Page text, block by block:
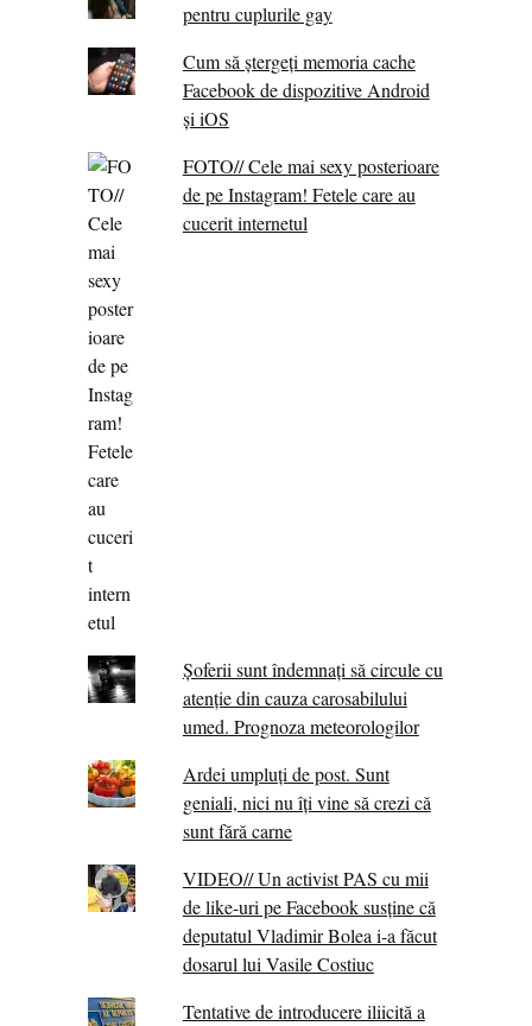
pentru cuplurile gay
Cum să ștergeți memoria cache
Facebook de dispozitive Android
și iOS
FOTO// Cele mai sexy posterioare
de pe Instagram! Fetele care au
cucerit internetul
Șoferii sunt îndemnați să circule cu
atenție din cauza carosabilului
umed. Prognoza meteorologilor
Ardei umpluți de post. Sunt
geniali, nici nu îți vine să crezi că
sunt fără carne
VIDEO// Un activist PAS cu mii
de like-uri pe Facebook susține că
deputatul Vladimir Bolea i-a făcut
dosarul lui Vasile Costiuc
Tentative de introducere iliicită a